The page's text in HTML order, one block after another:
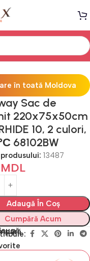
Corturi Sac de Dormit
în toată Moldova
Sac de
220x75x50cm
10, 2 culori,
68102BW
13487
MDL
Adaugă În Coș
Cumpără Acum